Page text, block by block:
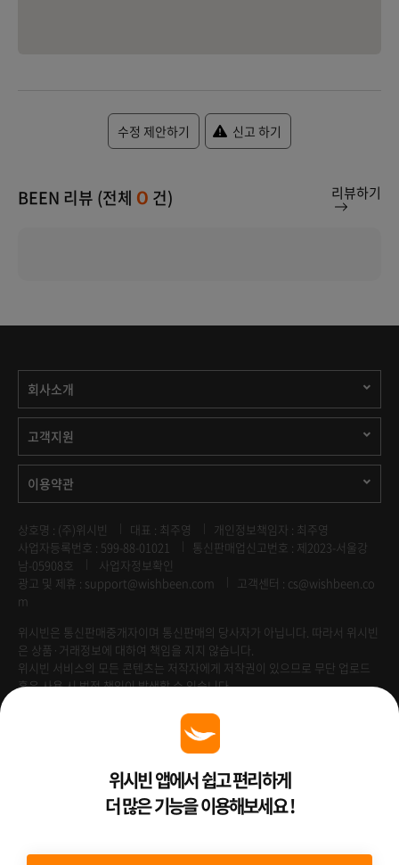
수정 제안하기 신고 하기
BEEN 리뷰 (전체 0 건) 리뷰하기
회사소개
고객지원
이용약관
상호명 : (주)위시빈 대표 : 최주영
개인정보책임자 : 최주영
사업자등록번호 : 599-88-01021
통신판매업신고번호 : 제2023-서울강
남-05908호
사업자정보확인
광고 및 제휴 : support@wishbeen.com
고객센터 : cs@wishbeen.co
m
위시빈은 통신판매중개자이며 통신판매의 당사자가 아닙니다. 따라서 위시빈
은 상품·거래정보에 대하여 책임을 지지 않습니다.
위시빈 서비스의 모든 콘텐츠는 저작자에게 저작권이 있으므로 무단 업로드
혹은 사용 시 법적 책임이 발생할 수 있습니다.
Venture Enterprise위시빈 앱에서 쉽고 편리하게
더 많은 기능을 이용해보세요 !